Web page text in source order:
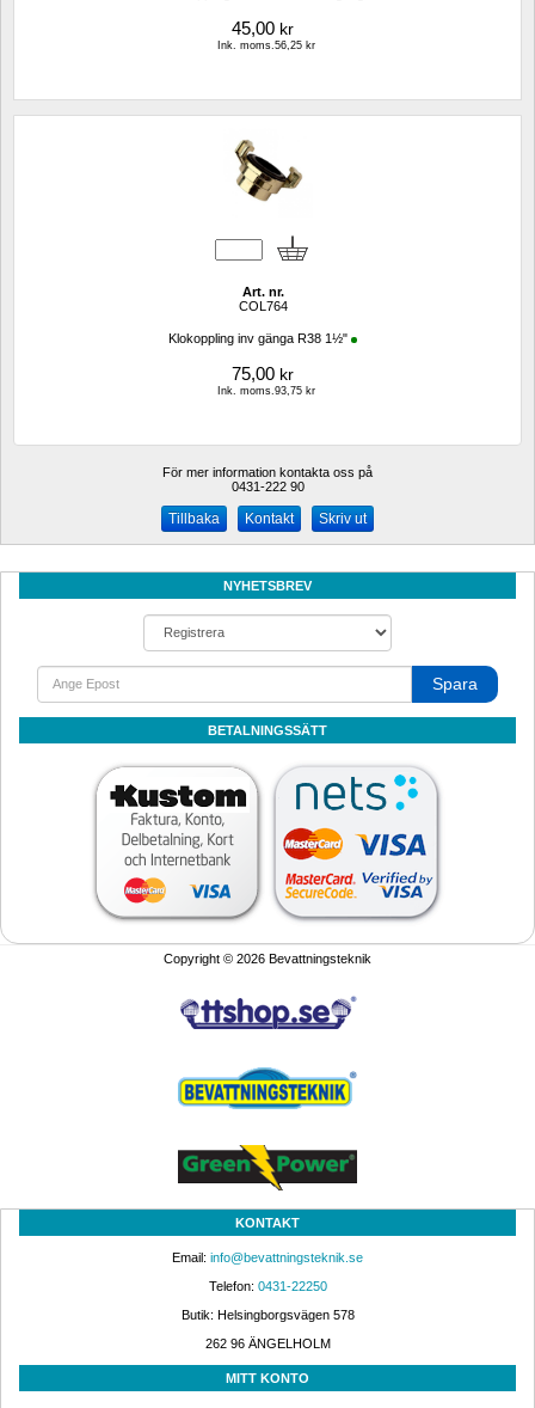
45,00 kr
Ink. moms.56,25 kr
Art. nr.
COL764
Klokoppling inv gänga R38 1½"
75,00 kr
Ink. moms.93,75 kr
För mer information kontakta oss på
0431-222 90
Kontakt Skriv ut
NYHETSBREV
Spara
BETALNINGSSÄTT
Copyright © 2026 Bevattningsteknik
KONTAKT
Email: info@bevattningsteknik.se
Telefon: 0431-22250
Butik: Helsingborgsvägen 578
262 96 ÄNGELHOLM
MITT KONTO